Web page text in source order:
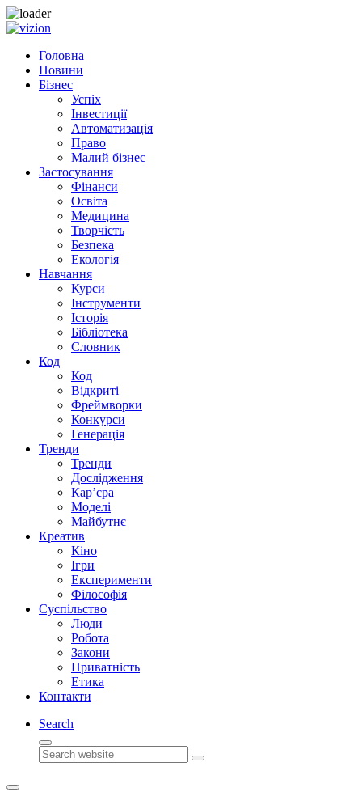
Skip to content
Головна
Новини
Бізнес
Успіх
Інвестиції
Автоматизація
Право
Малий бізнес
Застосування
Фінанси
Освіта
Медицина
Творчість
Безпека
Екологія
Навчання
Курси
Інструменти
Історія
Бібліотека
Словник
Код
Код
Відкриті
Фреймворки
Конкурси
Генерація
Тренди
Тренди
Дослідження
Кар’єра
Моделі
Майбутнє
Креатив
Кіно
Ігри
Експерименти
Філософія
Суспільство
Люди
Робота
Закони
Приватність
Етика
Контакти
Search
Search